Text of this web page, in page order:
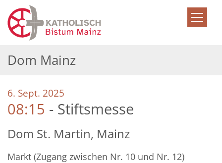
Zum Inhalt springen
Dom Mainz
6. Sept. 2025
08:15 Stiftsmesse
Dom St. Martin, Mainz
Markt (Zugang zwischen Nr. 10 und Nr. 12)